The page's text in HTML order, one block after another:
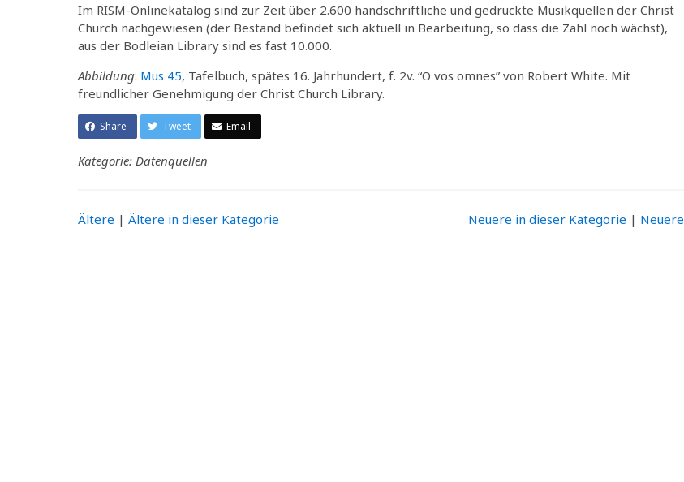
Im RISM-Onlinekatalog sind zur Zeit über 2.600 handschriftliche und gedruckte Musikquellen der Christ
Church nachgewiesen (der Bestand befindet sich aktuell in Bearbeitung, so dass die Zahl noch wächst),
aus der Bodleian Library sind es fast 10.000.
Abbildung: Mus 45, Tafelbuch, spätes 16. Jahrhundert, f. 2v. “O vos omnes” von Robert White. Mit
freundlicher Genehmigung der Christ Church Library.
Share Tweet Email
Kategorie: Datenquellen
Ältere | Ältere in dieser Kategorie Neuere in dieser Kategorie | Neuere